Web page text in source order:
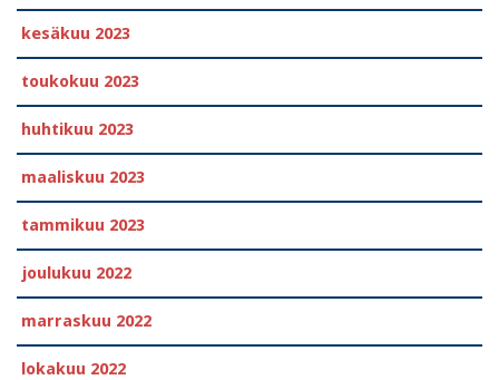
kesäkuu 2023
toukokuu 2023
huhtikuu 2023
maaliskuu 2023
tammikuu 2023
joulukuu 2022
marraskuu 2022
lokakuu 2022